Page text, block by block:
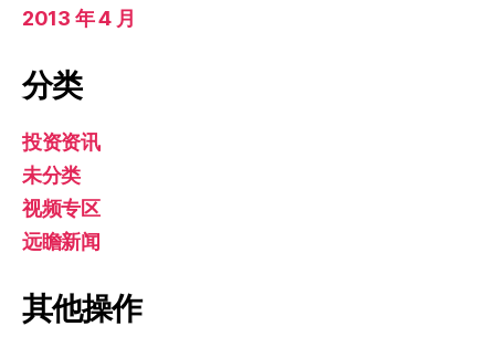
2013 年 4 月
分类
投资资讯
未分类
视频专区
远瞻新闻
其他操作